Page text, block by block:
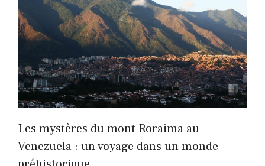
Les mystères du mont Roraima au
Venezuela : un voyage dans un monde